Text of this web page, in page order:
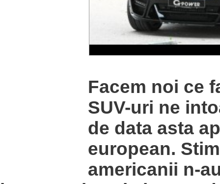
Facem noi ce
SUV-uri ne
de data asta
european.
americanii n-